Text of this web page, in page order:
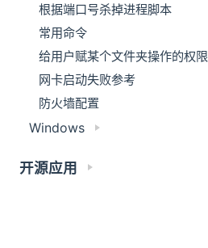
根据端口号杀掉进程脚本
常用命令
给用户赋某个文件夹操作的权限
网卡启动失败参考
防火墙配置
Windows
开源应用